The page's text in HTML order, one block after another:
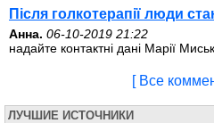
Після голкотерапії люди
Анна. 06-10-2019 21:22
надайте контактні дані Марії
[ Все
ЛУЧШИЕ ИСТОЧНИКИ